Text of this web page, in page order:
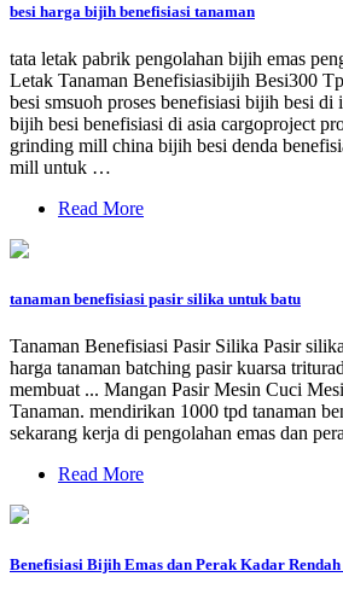
besi harga bijih benefisiasi tanaman
tata letak pabrik pengolahan bijih emas
Letak Tanaman Benefisiasibijih Besi300
besi smsuoh proses benefisiasi bijih besi di
bijih besi benefisiasi di asia cargoproject
grinding mill china bijih besi denda
mill untuk …
Read More
tanaman benefisiasi pasir silika untuk batu
Tanaman Benefisiasi Pasir Silika Pasir
harga tanaman batching pasir kuarsa
membuat ... Mangan Pasir Mesin Cuci
Tanaman. mendirikan 1000 tpd tanaman
sekarang kerja di pengolahan emas dan
Read More
Benefisiasi Bijih Emas dan Perak Kadar